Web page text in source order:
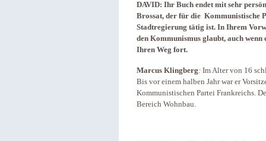
DAVID: Ihr Buch endet mit sehr
Brossat, der für die Kommunistische
Stadtregierung tätig ist. In Ihrem
den Kommunismus glaubt, auch
Ihren Weg fort.
Marcus Klingberg: Im Alter von 16
Bis vor einem halben Jahr war er
Kommunistischen Partei Frankreichs.
Bereich Wohnbau.